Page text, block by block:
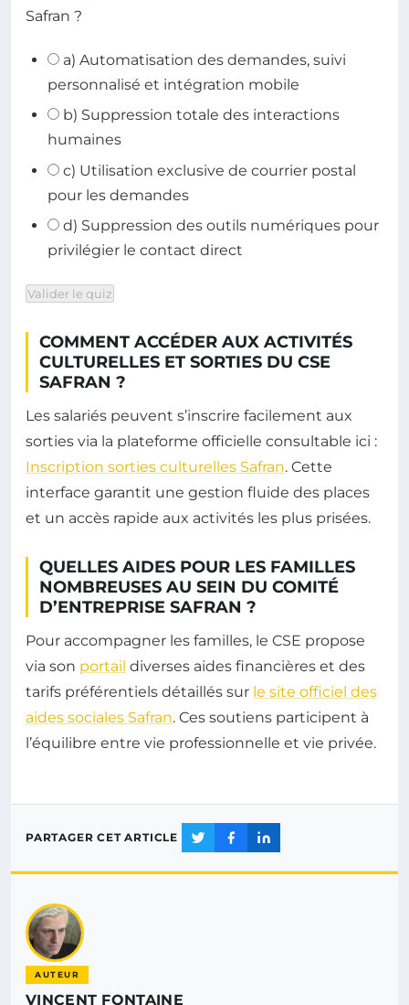
Safran ?
a) Automatisation des demandes, suivi
personnalisé et intégration mobile
b) Suppression totale des interactions
humaines
c) Utilisation exclusive de courrier postal
pour les demandes
d) Suppression des outils numériques pour
privilégier le contact direct
Valider le quiz
COMMENT ACCÉDER AUX ACTIVITÉS
CULTURELLES ET SORTIES DU CSE
SAFRAN ?
Les salariés peuvent s’inscrire facilement aux
sorties via la plateforme officielle consultable ici :
Inscription sorties culturelles Safran. Cette
interface garantit une gestion fluide des places
et un accès rapide aux activités les plus prisées.
QUELLES AIDES POUR LES FAMILLES
NOMBREUSES AU SEIN DU COMITÉ
D’ENTREPRISE SAFRAN ?
Pour accompagner les familles, le CSE propose
via son portail diverses aides financières et des
tarifs préférentiels détaillés sur le site officiel des
aides sociales Safran. Ces soutiens participent à
l’équilibre entre vie professionnelle et vie privée.
PARTAGER CET ARTICLE
AUTEUR
VINCENT FONTAINE